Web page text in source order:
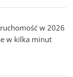
w 2026
w kilka minut